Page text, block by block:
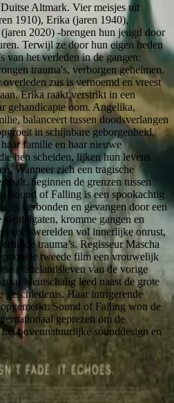
Altmark. Vier meisjes uit
1910), Erika (jaren 1940),
2020) -brengen hun jeugd door
Terwijl ze door hun eigen heden
van het verleden in de gangen:
trauma's, verborgen geheimen.
zus is vernoemd en vreest
Erika raakt verstrikt in een
gehandicapte oom. Angelika,
balanceert tussen doodsverlangen
in schijnbare geborgenheid,
familie en haar nieuwe
hen scheiden, lijken hun levens
Wanneer zich een tragische
beginnen de grenzen tussen
Sound of Falling is een spookachtig
verbonden en gevangen door een
kromme gangen en
vol innerlijke onrust,
trauma’s. Regisseur Mascha
tweede film een vrouwelijk
plattelandsleven van de vorige
kleinschalig leed naast de grote
geschiedenis. Haar intrigerende
Sound of Falling won de
geprezen om de
bovennatuurlijke sounddesign en